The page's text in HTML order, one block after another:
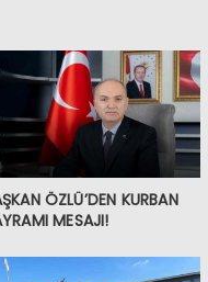
ÖZLÜ’DEN KURBAN
MESAJI!